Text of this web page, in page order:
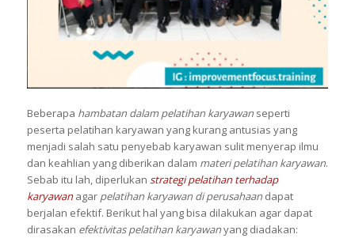
Beberapa hambatan dalam pelatihan karyawanseperti
peserta pelatihan karyawan yang kurang antusias yang
menjadi salah satu penyebab karyawan sulit menyerap ilmu
dan keahlian yang diberikan dalam materi pelatihan karyawan.
Sebab itu lah, diperlukan strategi pelatihan terhadap
karyawanagar pelatihan karyawan di perusahaandapat
berjalan efektif. Berikut hal yang bisa dilakukan agar dapat
dirasakan efektivitas pelatihan karyawanyang diadakan: